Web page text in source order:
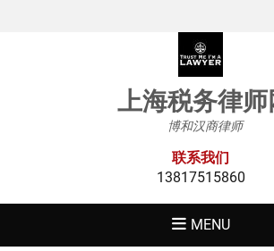
上海税务律师
博和汉商律师
联系我们
13817515860
MENU